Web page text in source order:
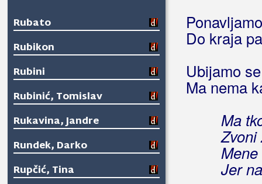
Rubato
Rubikon
Rubini
Rubinić, Tomislav
Rukavina, Jandre
Rundek, Darko
Rupčić, Tina
Do kraja
Ubijamo
Ma nema
Ma
Zvoni
Jer